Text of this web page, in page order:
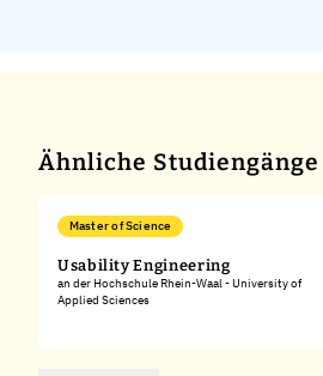
Ähnliche Studiengänge
Master of Science
Usability Engineering
an der Hochschule Rhein-Waal - University of
Applied Sciences